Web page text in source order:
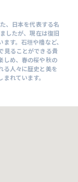
、日本を代表する名
したが、現在は復旧
す。石垣や櫓など、
見ることができる貴
しめ、春の桜や秋の
る人々に歴史と美を
れています。